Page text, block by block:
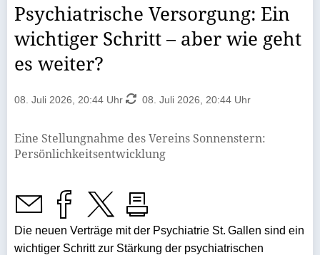
Psychiatrische Versorgung: Ein
wichtiger Schritt – aber wie geht
es weiter?
08. Juli 2026, 20:44 Uhr 08. Juli 2026, 20:44 Uhr
Eine Stellungnahme des Vereins Sonnenstern:
Persönlichkeitsentwicklung
Die neuen Verträge mit der Psychiatrie St. Gallen sind ein
wichtiger Schritt zur Stärkung der psychiatrischen